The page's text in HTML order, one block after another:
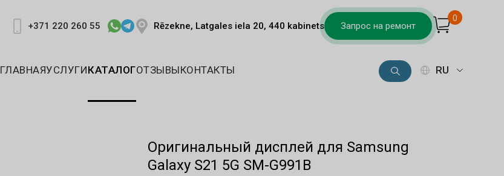
+371 220 260 55 Rēzekne, Latgales iela 20, 440 kabinets Запрос на ремонт
0
ГЛАВНАЯУСЛУГИКАТАЛОГОТЗЫВЫКОНТАКТЫ RU
Оригинальный дисплей для Samsung
Galaxy S21 5G SM-G991B